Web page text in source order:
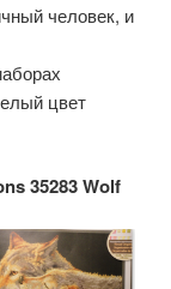
человек, и
цвет
35283 Wolf